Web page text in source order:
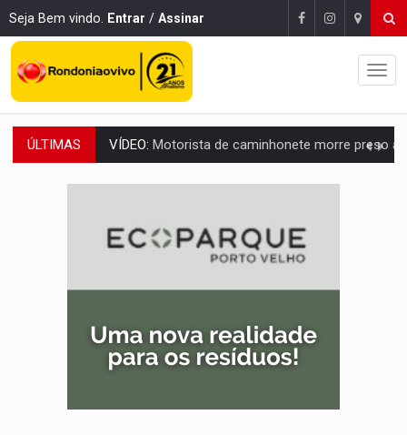
Seja Bem vindo. Entrar / Assinar
ÚLTIMAS LAZER:Seis lugares gratuitos para aproveitar o fim de semana
VÍDEO:FTICCO e Força Tática prendem membro do CV com arma e drogas
DEFESA:Exército testa inovações no combate a drones durante
TEMAS SOCIOAMBIENTAIS:Em Itapuã do Oeste, CINEMAZÔNIA leva cinema
PREVISÃO: Interior de Rondônia terá sábado (8) de calor intenso
INFRAESTRUTURA:Após quase 30 anos de espera, asfalto chega ao